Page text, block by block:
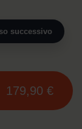
successivo
179,90 €